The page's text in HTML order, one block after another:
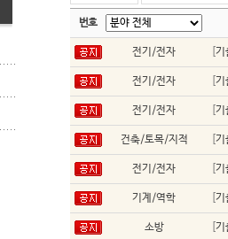
번호
전기/전자 기
전기/전자 기
전기/전자 기
건축/토목/지적 기
전기/전자 기
기계/역학 기
소방 기